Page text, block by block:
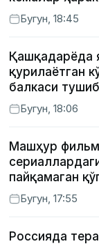
Бугун, 18:45
Қашқадарёда
қурилаётган
балкаси
Бугун, 18:06
Машҳур
пайқамаган
(фото)
Бугун, 17:55
Россияда